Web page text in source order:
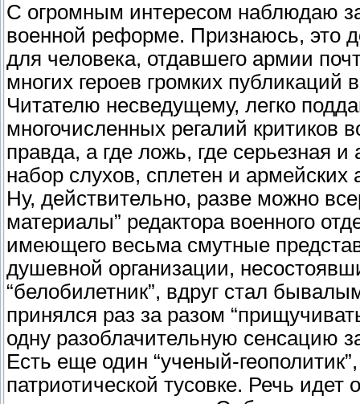
С огромным интересом наблюдаю
военной реформе. Признаюсь, это
для человека, отдавшего армии
многих героев громких публикаций
Читателю несведущему, легко
многочисленных регалий критиков
правда, а где ложь, где серьезная и
набор слухов, сплетен и армейских
Ну, действительно, разве можно
материалы” редактора военного
имеющего весьма смутные
душевной организации,
“белобилетник”, вдруг стал
принялся раз за разом
одну разоблачительную сенсацию
Есть еще один “ученый-
патриотической тусовке. Речь